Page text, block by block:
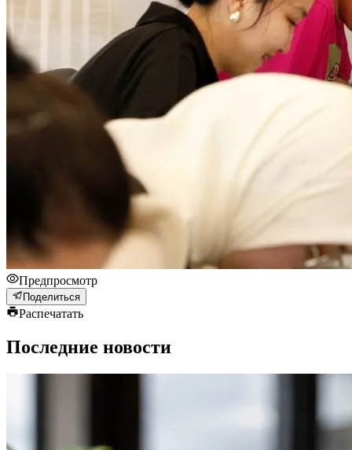
Предпросмотр
Поделиться
Распечатать
Последние новости